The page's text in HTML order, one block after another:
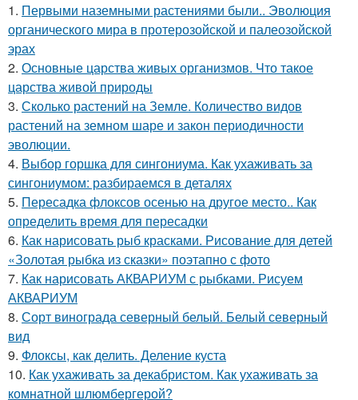
1. Первыми наземными растениями были.. Эволюция
органического мира в протерозойской и палеозойской
эрах
2. Основные царства живых организмов. Что такое
царства живой природы
3. Сколько растений на Земле. Количество видов
растений на земном шаре и закон периодичности
эволюции.
4. Выбор горшка для сингониума. Как ухаживать за
сингониумом: разбираемся в деталях
5. Пересадка флоксов осенью на другое место.. Как
определить время для пересадки
6. Как нарисовать рыб красками. Рисование для детей
«Золотая рыбка из сказки» поэтапно с фото
7. Как нарисовать АКВАРИУМ с рыбками. Рисуем
АКВАРИУМ
8. Сорт винограда северный белый. Белый северный
вид
9. Флоксы, как делить. Деление куста
10. Как ухаживать за декабристом. Как ухаживать за
комнатной шлюмбергерой?